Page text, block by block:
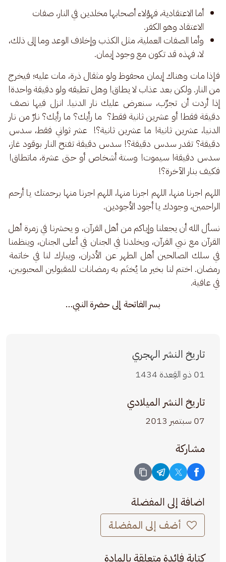
أما الاعتقادية، فهؤلاء أصحابها مخلدين في النار، صفات
الاعتقاد وهو الكفر.
وأما الصفات العملية، مثل الكذب وإخلاف الوعد وما إلى ذلك،
لا، فهذه قد تكون مع وجود إيمان.
فإذا مات وهناك إيمان محفوظ ولو مثقال ذرة، مات عليه؛ فيخرج
من النار. ولكن بعد عذاب لا يطاق! وهل تطيقه ولو دقيقة واحدة!
إذا أردت أن تجرِّب، سنعرض عليك نار الدنيا. انزل فيها نصف
دقيقة فقط! أو عشرين ثانية فقط؟  ما رأيك؟ ما رأيك؟ نارٌ من نار
الدنيا، عشرين ثانية! ما عشرين ثانية؟!  عشر ثواني فقط، سدس
دقيقة؟ تقدر سدس دقيقة؟! سدس دقيقة تفتح النار بوقود غاز،
سدس دقيقة! سيموت! وستة أشخاص أو حتى عشرة، ماتطاق!
فكيف بنار الآخرة؟!
اللهم اجرنا منها، اللهم اجرنا منها، اللهم اجرنا منها برحمتك يا أرحم
الراحمين، وجودك يا أجود الأجودين.
نسأل الله أن يجعلنا وإياكم من أهل القرآن، و يحشرنا في زمرة أهل
القرآن مع نبي القرآن، ويخلدنا في الجنان في أعلى الجنان، وينظمنا
في سلك الصالحين أهل الطهر عن الأدران، ويبارك لنا في خاتمة
رمضان. اختم لنا بخير ما يُختَم به رمضانات للمقبولين المحبوبين،
في عافية.
بسر الفاتحة إلى حضرة النبي…
تاريخ النشر الهجري
01 ذو القِعدة 1434
تاريخ النشر الميلادي
07 سبتمبر 2013
مشاركة
اضافة إلى المفضلة
أضف إلى المفضلة
كتابة فائدة متعلقة بالمادة